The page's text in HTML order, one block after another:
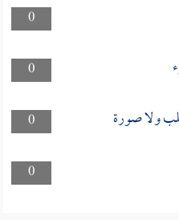
0
0
0
ولا صورة
0